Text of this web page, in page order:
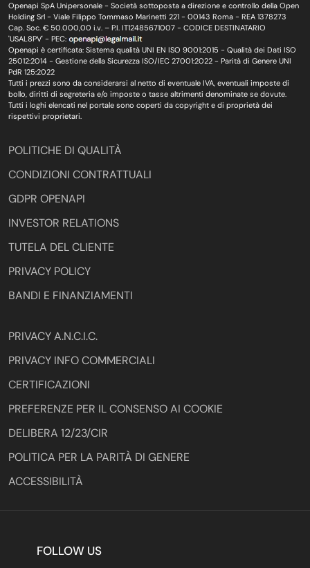
Openapi SpA Unipersonale - Società sottoposta a direzione e controllo della Open
Holding Srl - Viale Filippo Tommaso Marinetti 221 - 00143 Roma - REA 1378273
Cap. Soc. € 50.000,00 i.v. – P.I. IT12485671007 - CODICE DESTINATARIO
'USAL8PV' - PEC:
Openapi è certificata: Sistema qualità UNI EN ISO 9001:2015 - Qualità dei Dati ISO
25012:2014 - Gestione della Sicurezza ISO/IEC 27001:2022 - Parità di Genere UNI
PdR 125:2022
Tutti i prezzi sono da considerarsi al netto di eventuale IVA, eventuali imposte di
bollo, diritti di segreteria e/o imposte o tasse altrimenti denominate se dovute.
Tutti i loghi elencati nel portale sono coperti da copyright e di proprietà dei
rispettivi proprietari.
POLITICHE DI QUALITÀ
CONDIZIONI CONTRATTUALI
GDPR OPENAPI
INVESTOR RELATIONS
TUTELA DEL CLIENTE
PRIVACY POLICY
BANDI E FINANZIAMENTI
PRIVACY A.N.C.I.C.
PRIVACY INFO COMMERCIALI
CERTIFICAZIONI
PREFERENZE PER IL CONSENSO AI COOKIE
DELIBERA 12/23/CIR
POLITICA PER LA PARITÀ DI GENERE
ACCESSIBILITÀ
FOLLOW US